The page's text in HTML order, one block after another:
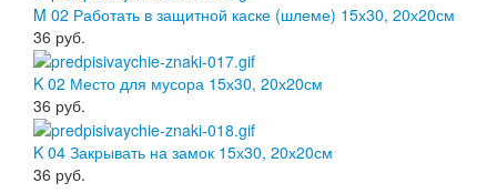
M 02 Работать в защитной каске (шлеме) 15х30, 20х20см
36 руб.
K 02 Место для мусора 15х30, 20х20см
36 руб.
K 04 Закрывать на замок 15х30, 20х20см
36 руб.